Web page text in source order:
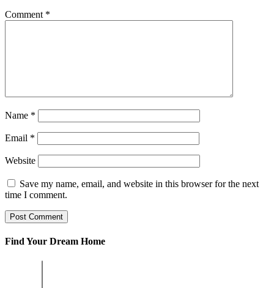
Comment *
Name *
Email *
Website
Save my name, email, and website in this browser for the next
time I comment.
Find Your Dream Home